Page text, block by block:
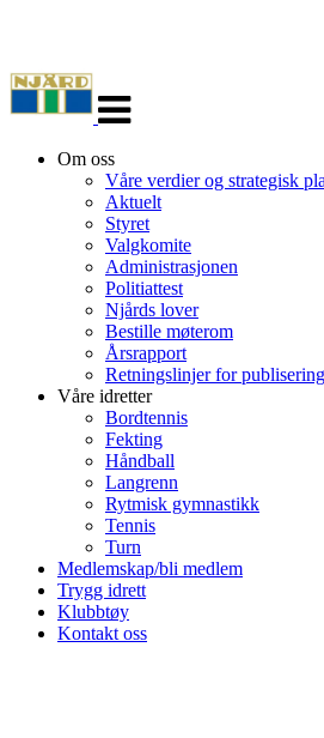
navigasjon
Om oss
Våre verdier og strategisk
Aktuelt
Styret
Valgkomite
Administrasjonen
Politiattest
Njårds lover
Bestille møterom
Årsrapport
Retningslinjer for
Våre idretter
Bordtennis
Fekting
Håndball
Langrenn
Rytmisk gymnastikk
Tennis
Turn
Medlemskap/bli medlem
Trygg idrett
Klubbtøy
Kontakt oss